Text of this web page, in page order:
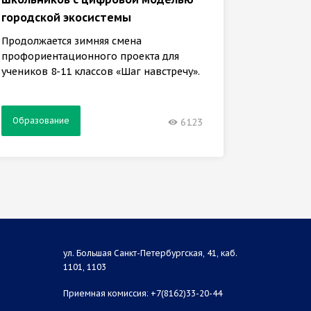
городской экосистемы
Продолжается зимняя смена
профориентационного проекта для
учеников 8-11 классов «Шаг навстречу».
Образование 6123
ул. Большая Санкт-Петербургская, 41, каб.
1101, 1103
Приемная комиссия: +7(8162)33-20-44